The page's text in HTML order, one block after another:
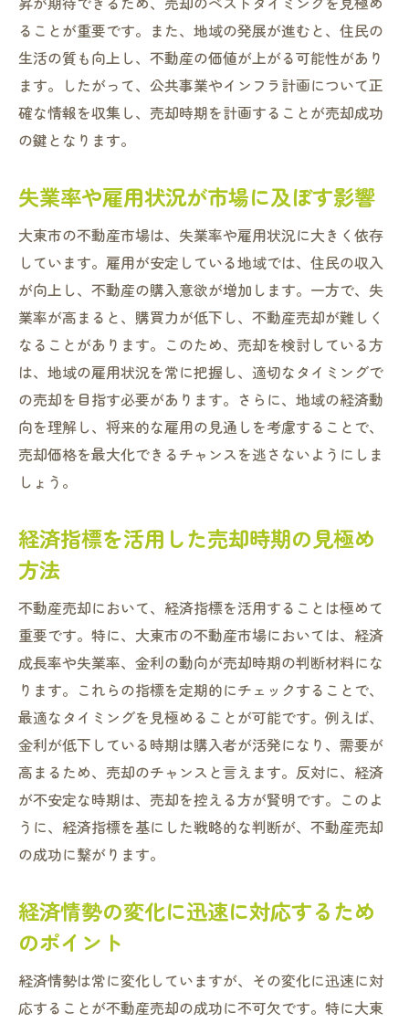
ることが重要です。また、地域の発展が進むと、住民の
生活の質も向上し、不動産の価値が上がる可能性があり
ます。したがって、公共事業やインフラ計画について正
確な情報を収集し、売却時期を計画することが売却成功
の鍵となります。
失業率や雇用状況が市場に及ぼす影響
大東市の不動産市場は、失業率や雇用状況に大きく依存
しています。雇用が安定している地域では、住民の収入
が向上し、不動産の購入意欲が増加します。一方で、失
業率が高まると、購買力が低下し、不動産売却が難しく
なることがあります。このため、売却を検討している方
は、地域の雇用状況を常に把握し、適切なタイミングで
の売却を目指す必要があります。さらに、地域の経済動
向を理解し、将来的な雇用の見通しを考慮することで、
売却価格を最大化できるチャンスを逃さないようにしま
しょう。
経済指標を活用した売却時期の見極め
方法
不動産売却において、経済指標を活用することは極めて
重要です。特に、大東市の不動産市場においては、経済
成長率や失業率、金利の動向が売却時期の判断材料にな
ります。これらの指標を定期的にチェックすることで、
最適なタイミングを見極めることが可能です。例えば、
金利が低下している時期は購入者が活発になり、需要が
高まるため、売却のチャンスと言えます。反対に、経済
が不安定な時期は、売却を控える方が賢明です。このよ
うに、経済指標を基にした戦略的な判断が、不動産売却
の成功に繋がります。
経済情勢の変化に迅速に対応するため
のポイント
経済情勢は常に変化していますが、その変化に迅速に対
応することが不動産売却の成功に不可欠です。特に大東